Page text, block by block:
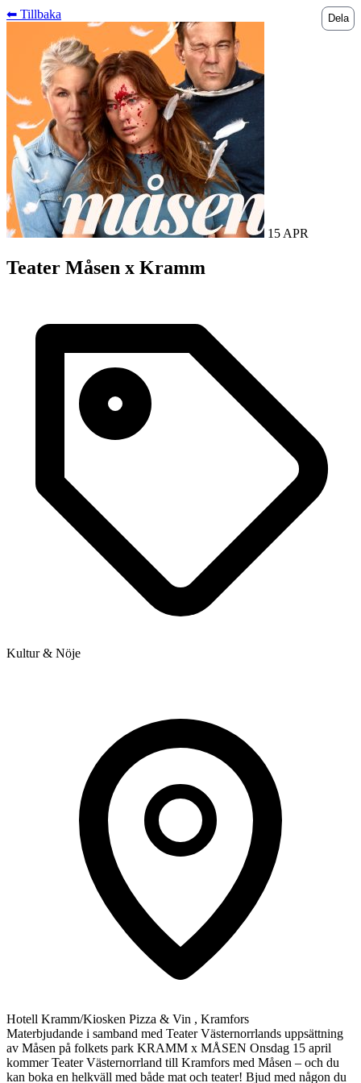
⬅︎ Tillbaka Dela
15 APR
Teater Måsen x Kramm
Kultur & Nöje
Hotell Kramm/Kiosken Pizza & Vin , Kramfors
Materbjudande i samband med Teater Västernorrlands uppsättning
av Måsen på folkets park KRAMM x MÅSEN Onsdag 15 april
kommer Teater Västernorrland till Kramfors med Måsen – och du
kan boka en helkväll med både mat och teater! Bjud med någon du